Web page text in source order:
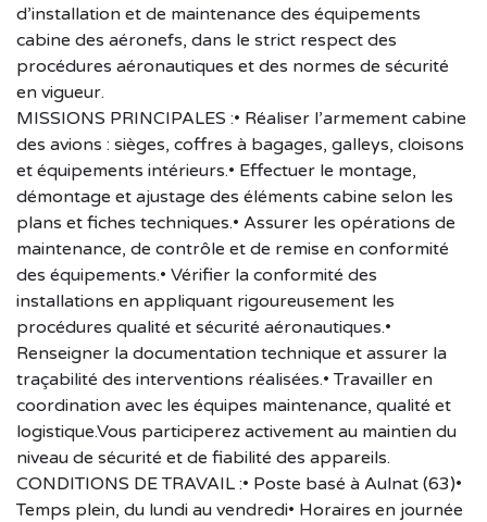
d’installation et de maintenance des équipements
cabine des aéronefs, dans le strict respect des
procédures aéronautiques et des normes de sécurité
en vigueur.
MISSIONS PRINCIPALES :• Réaliser l’armement cabine
des avions : sièges, coffres à bagages, galleys, cloisons
et équipements intérieurs.• Effectuer le montage,
démontage et ajustage des éléments cabine selon les
plans et fiches techniques.• Assurer les opérations de
maintenance, de contrôle et de remise en conformité
des équipements.• Vérifier la conformité des
installations en appliquant rigoureusement les
procédures qualité et sécurité aéronautiques.•
Renseigner la documentation technique et assurer la
traçabilité des interventions réalisées.• Travailler en
coordination avec les équipes maintenance, qualité et
logistique.Vous participerez activement au maintien du
niveau de sécurité et de fiabilité des appareils.
CONDITIONS DE TRAVAIL :• Poste basé à Aulnat (63)•
Temps plein, du lundi au vendredi• Horaires en journée